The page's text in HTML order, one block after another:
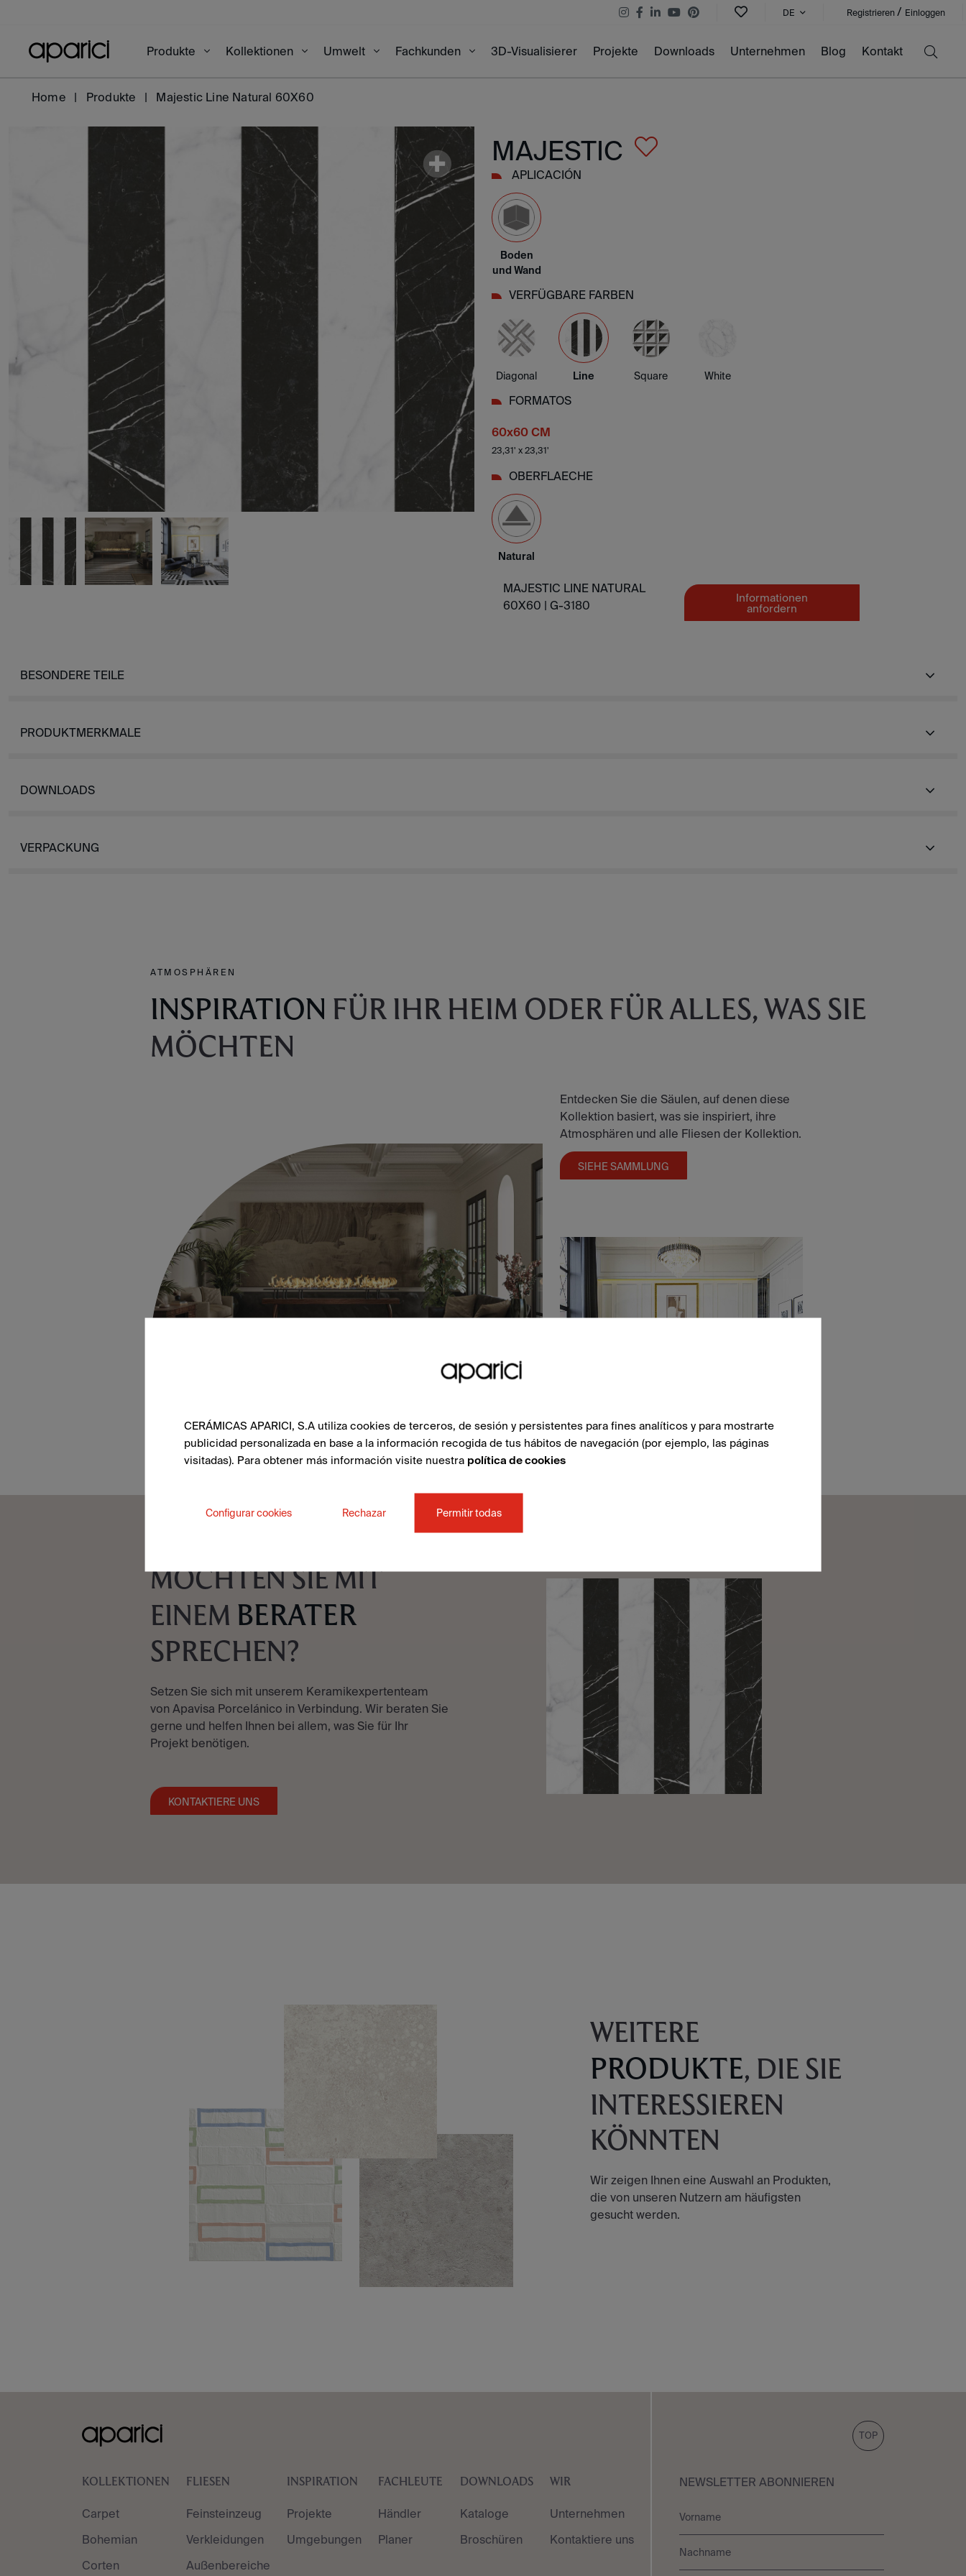
DE Registrieren / Einloggen
Produkte Kollektionen Umwelt Fachkunden 3D-Visualisierer Projekte Downloads Unternehmen Blog Kontakt
Home Produkte Majestic Line Natural 60X60
MAJESTIC
APLICACIÓN
Boden
und Wand
VERFÜGBARE FARBEN
Diagonal Line Square White
FORMATOS
60x60 CM
23,31' x 23,31'
OBERFLAECHE
Natural
MAJESTIC LINE NATURAL
60X60 | G-3180
Informationen
anfordern
BESONDERE TEILE
PRODUKTMERKMALE
DOWNLOADS
VERPACKUNG
ATMOSPHÄREN
INSPIRATION FÜR IHR HEIM ODER FÜR ALLES, WAS SIE
MÖCHTEN
Entdecken Sie die Säulen, auf denen diese
Kollektion basiert, was sie inspiriert, ihre
Atmosphären und alle Fliesen der Kollektion.
SIEHE SAMMLUNG
MÖCHTEN SIE MIT
EINEM BERATER
SPRECHEN?
Setzen Sie sich mit unserem Keramikexpertenteam
von Apavisa Porcelánico in Verbindung. Wir beraten Sie
gerne und helfen Ihnen bei allem, was Sie für Ihr
Projekt benötigen.
KONTAKTIERE UNS
WEITERE
PRODUKTE, DIE SIE
INTERESSIEREN
KÖNNTEN
Wir zeigen Ihnen eine Auswahl an Produkten,
die von unseren Nutzern am häufigsten
gesucht werden.
TOP
KOLLEKTIONEN
Carpet
Bohemian
Corten
FLIESEN
Feinsteinzeug
Verkleidungen
Außenbereiche
INSPIRATION
Projekte
Umgebungen
FACHLEUTE
Händler
Planer
DOWNLOADS
Kataloge
Broschüren
WIR
Unternehmen
Kontaktiere uns
NEWSLETTER ABONNIEREN
CERÁMICAS APARICI, S.A utiliza cookies de terceros, de sesión y persistentes para fines analíticos y para mostrarte
publicidad personalizada en base a la información recogida de tus hábitos de navegación (por ejemplo, las páginas
visitadas). Para obtener más información visite nuestra política de cookies
Configurar cookies Rechazar Permitir todas